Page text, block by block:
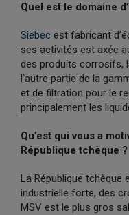
Quel est le domaine
Siebec est fabricant
ses activités est axée
des produits corrosifs,
l’autre partie de la
et de filtration pour le
principalement les
Qu’est qui vous a
République tchèque ?
La République tchèque
industrielle forte, des
MSV est le plus gros